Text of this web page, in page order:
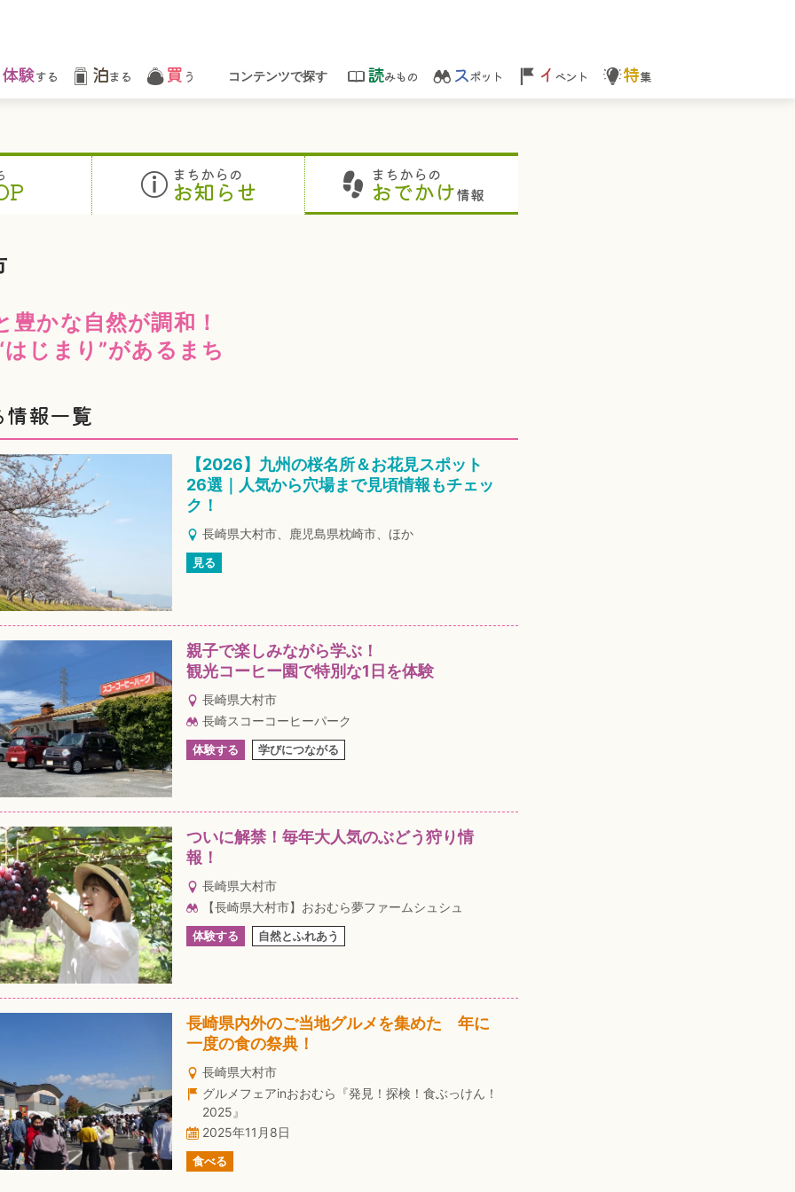
体験する 泊まる 買 う コンテンツで探す 読みもの スポット イ ベント 特集
まちからの
お知らせ
まちからの
おでかけ情報
豊かな自然が調和！
じまり”があるまち
報一覧
【2026】九州の桜名所＆お花見スポット
26選｜人気から穴場まで見頃情報もチェッ
ク！
長崎県大村市、鹿児島県枕崎市、ほか
見る
親子で楽しみながら学ぶ！
観光コーヒー園で特別な1日を体験
長崎県大村市
長崎スコーコーヒーパーク
体験する 学びにつながる
ついに解禁！毎年大人気のぶどう狩り情
報！
長崎県大村市
【長崎県大村市】おおむら夢ファームシュシュ
体験する 自然とふれあう
長崎県内外のご当地グルメを集めた 年に
一度の食の祭典！
長崎県大村市
グルメフェアinおおむら『発見！探検！食ぶっけん！
2025』
2025年11月8日
食べる